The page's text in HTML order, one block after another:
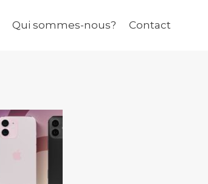
Qui sommes-nous? Contact